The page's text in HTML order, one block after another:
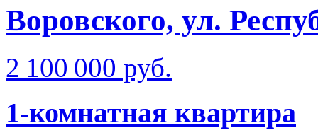
Воровского, ул.
2 100 000 руб.
1-комнатная квартира